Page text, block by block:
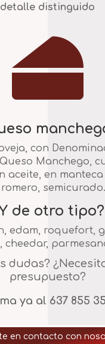
detalle distinguido

con
Manchego,
aceite, en
semicurado.
de otro tipo?
edam, roquefort,
cheedar,
dudas?
presupuesto?
ya al 637 855
en contacto con